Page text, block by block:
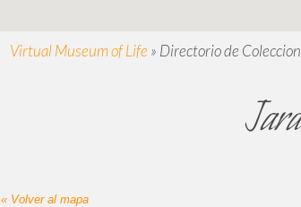
Virtual Museum of Life » Directorio de
« Volver al mapa